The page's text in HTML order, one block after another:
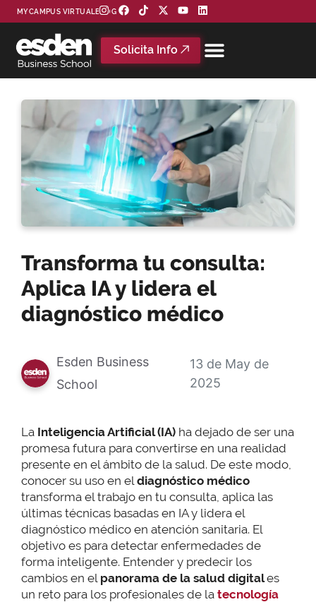
MYCAMPUS VIRTUAL BLOG
Solicita Info
Transforma tu consulta:
Aplica IA y lidera el
diagnóstico médico
Esden Business
School
13 de May de
2025
La Inteligencia Artificial (IA) ha dejado de ser una
promesa futura para convertirse en una realidad
presente en el ámbito de la salud. De este modo,
conocer su uso en el diagnóstico médico
transforma el trabajo en tu consulta, aplica las
últimas técnicas basadas en IA y lidera el
diagnóstico médico en atención sanitaria. El
objetivo es para detectar enfermedades de
forma inteligente. Entender y predecir los
cambios en el panorama de la salud digitales
un reto para los profesionales de la tecnología